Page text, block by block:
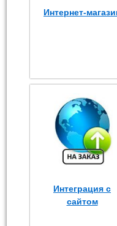
Интернет-
Интеграция с
сайтом